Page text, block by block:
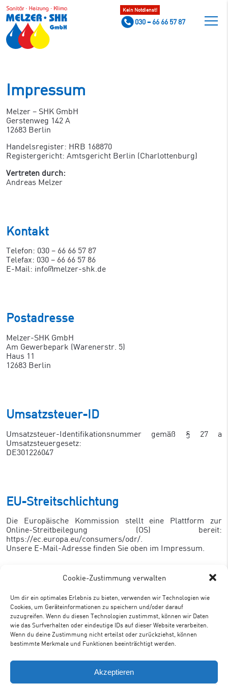
Cookie-Zustimmung verwalten
Um dir ein optimales Erlebnis zu bieten, verwenden wir Technologien wie
Cookies, um Geräteinformationen zu speichern und/oder darauf
zuzugreifen. Wenn du diesen Technologien zustimmst, können wir Daten
wie das Surfverhalten oder eindeutige IDs auf dieser Website verarbeiten.
Wenn du deine Zustimmung nicht erteilst oder zurückziehst, können
bestimmte Merkmale und Funktionen beeinträchtigt werden.
Akzeptieren
Kein Notdienst!
030 – 66 66 57 87
Impressum
Melzer – SHK GmbH
Gerstenweg 142 A
12683 Berlin
Handelsregister: HRB 168870
Registergericht: Amtsgericht Berlin (Charlottenburg)
Vertreten durch:
Andreas Melzer
Kontakt
Telefon: 030 – 66 66 57 87
Telefax: 030 – 66 66 57 86
E-Mail: info@melzer-shk.de
Postadresse
Melzer-SHK GmbH
Am Gewerbepark (Warenerstr. 5)
Haus 11
12683 Berlin
Umsatzsteuer-ID
Umsatzsteuer-Identifikationsnummer gemäß § 27 a
Umsatzsteuergesetz:
DE301226047
EU-Streitschlichtung
Die Europäische Kommission stellt eine Plattform zur
Online-Streitbeilegung (OS) bereit:
https://ec.europa.eu/consumers/odr/
Unsere E-Mail-Adresse finden Sie oben im Impressum.
Verbraucher­streit­beilegung/Universal­
schlichtungs­stelle
Wir sind nicht bereit oder verpflichtet, an
Streitbeilegungsverfahren vor einer
Verbraucherschlichtungsstelle teilzunehmen.